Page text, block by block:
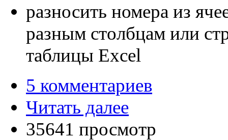
разносить номера из
разным столбцам или
таблицы Excel
5 комментариев
Читать далее
35641 просмотр